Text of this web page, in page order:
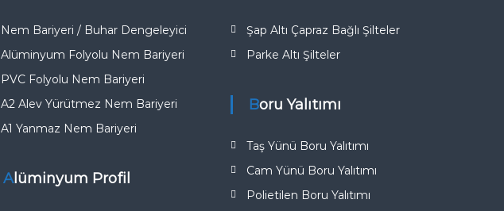
Nem Bariyeri / Buhar Dengeleyici
Alüminyum Folyolu Nem Bariyeri
PVC Folyolu Nem Bariyeri
A2 Alev Yürütmez Nem Bariyeri​
A1 Yanmaz Nem Bariyeri​
Alüminyum Profil
Şap Altı Çapraz Bağlı Şilteler
Parke Altı Şilteler
Boru Yalıtımı
Taş Yünü Boru Yalıtımı
Cam Yünü Boru Yalıtımı
Polietilen Boru Yalıtımı